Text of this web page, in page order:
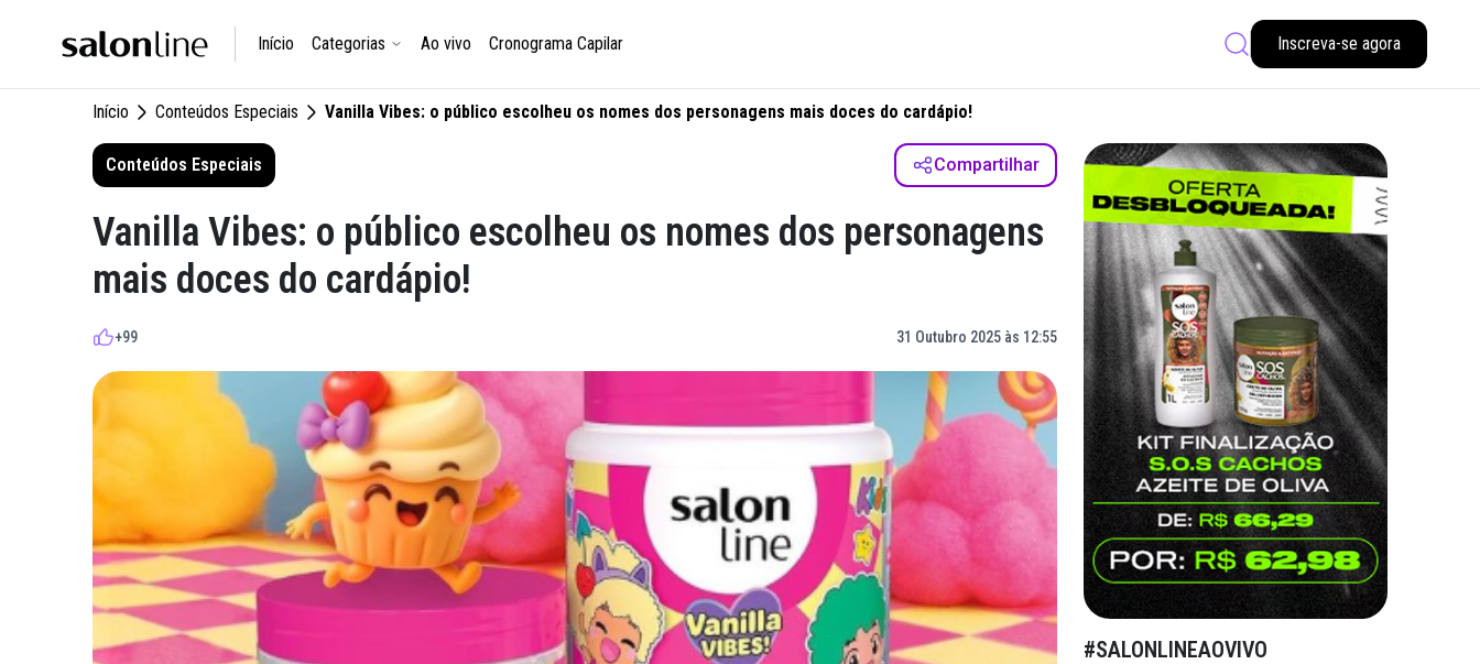
Início Categorias Ao vivo Cronograma Capilar Inscreva-se agora
Início Conteúdos Especiais Vanilla Vibes: o público escolheu os nomes dos personagens mais doces do cardápio!
Conteúdos Especiais Compartilhar
Vanilla Vibes: o público escolheu os nomes dos personagens
mais doces do cardápio!
+99 31 Outubro 2025 às 12:55
#SALONLINEAOVIVO